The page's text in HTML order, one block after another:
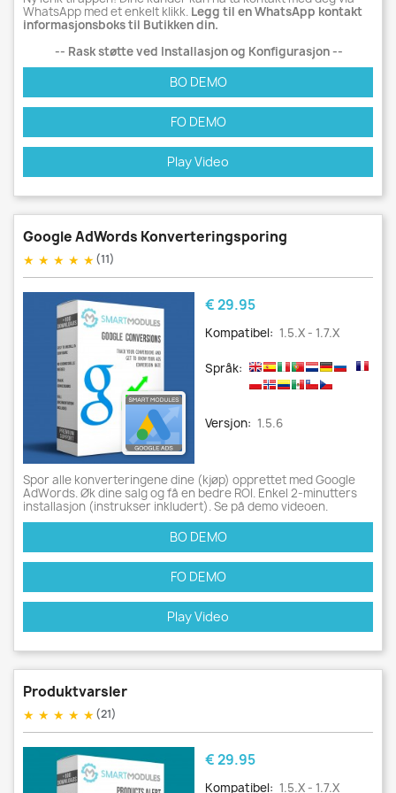
WhatsApp med et enkelt klikk. Legg til en WhatsApp kontakt
informasjonsboks til Butikken din.
-- Rask støtte ved Installasjon og Konfigurasjon --
BO DEMO
FO DEMO
Play Video
Google AdWords Konverteringsporing
★ ★ ★ ★ ★(11)
Pris
€ 29.95
Kompatibel: 1.5.x - 1.7.x
Språk:
Versjon: 1.5.6
Spor alle konverteringene dine (kjøp) opprettet med Google
AdWords. Øk dine salg og få en bedre ROI. Enkel 2-minutters
installasjon (instrukser inkludert). Se på demo videoen.
BO DEMO
FO DEMO
Play Video
Produktvarsler
★ ★ ★ ★ ★(21)
Pris
€ 29.95
Kompatibel: 1.5.x - 1.7.x